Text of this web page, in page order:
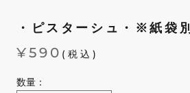
・ピスターシュ・※紙袋別
¥590 (税込)
数量：